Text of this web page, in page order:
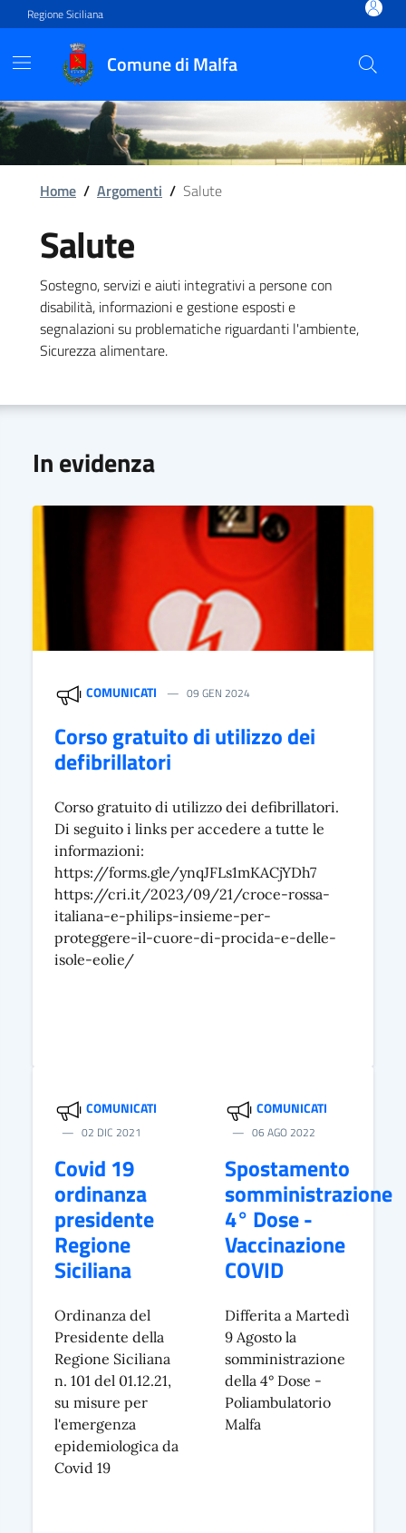
Vai ai contenuti
Vai al footer
Regione Siciliana
Comune di Malfa
Home / Argomenti / Salute
Salute
Sostegno, servizi e aiuti integrativi a persone con
disabilità, informazioni e gestione esposti e
segnalazioni su problematiche riguardanti l'ambiente,
Sicurezza alimentare.
In evidenza
COMUNICATI 09 GEN 2024
Corso gratuito di utilizzo dei
defibrillatori
Corso gratuito di utilizzo dei defibrillatori.
Di seguito i links per accedere a tutte le
informazioni:
https://forms.gle/ynqJFLs1mKACjYDh7
https://cri.it/2023/09/21/croce-rossa-
italiana-e-philips-insieme-per-
proteggere-il-cuore-di-procida-e-delle-
isole-eolie/
COMUNICATI
02 DIC 2021
Covid 19
ordinanza
presidente
Regione
Siciliana
Ordinanza del
Presidente della
Regione Siciliana
n. 101 del 01.12.21,
su misure per
l'emergenza
epidemiologica da
Covid 19
COMUNICATI
06 AGO 2022
Spostamento
somministrazione
4° Dose -
Vaccinazione
COVID
Differita a Martedì
9 Agosto la
somministrazione
della 4° Dose -
Poliambulatorio
Malfa